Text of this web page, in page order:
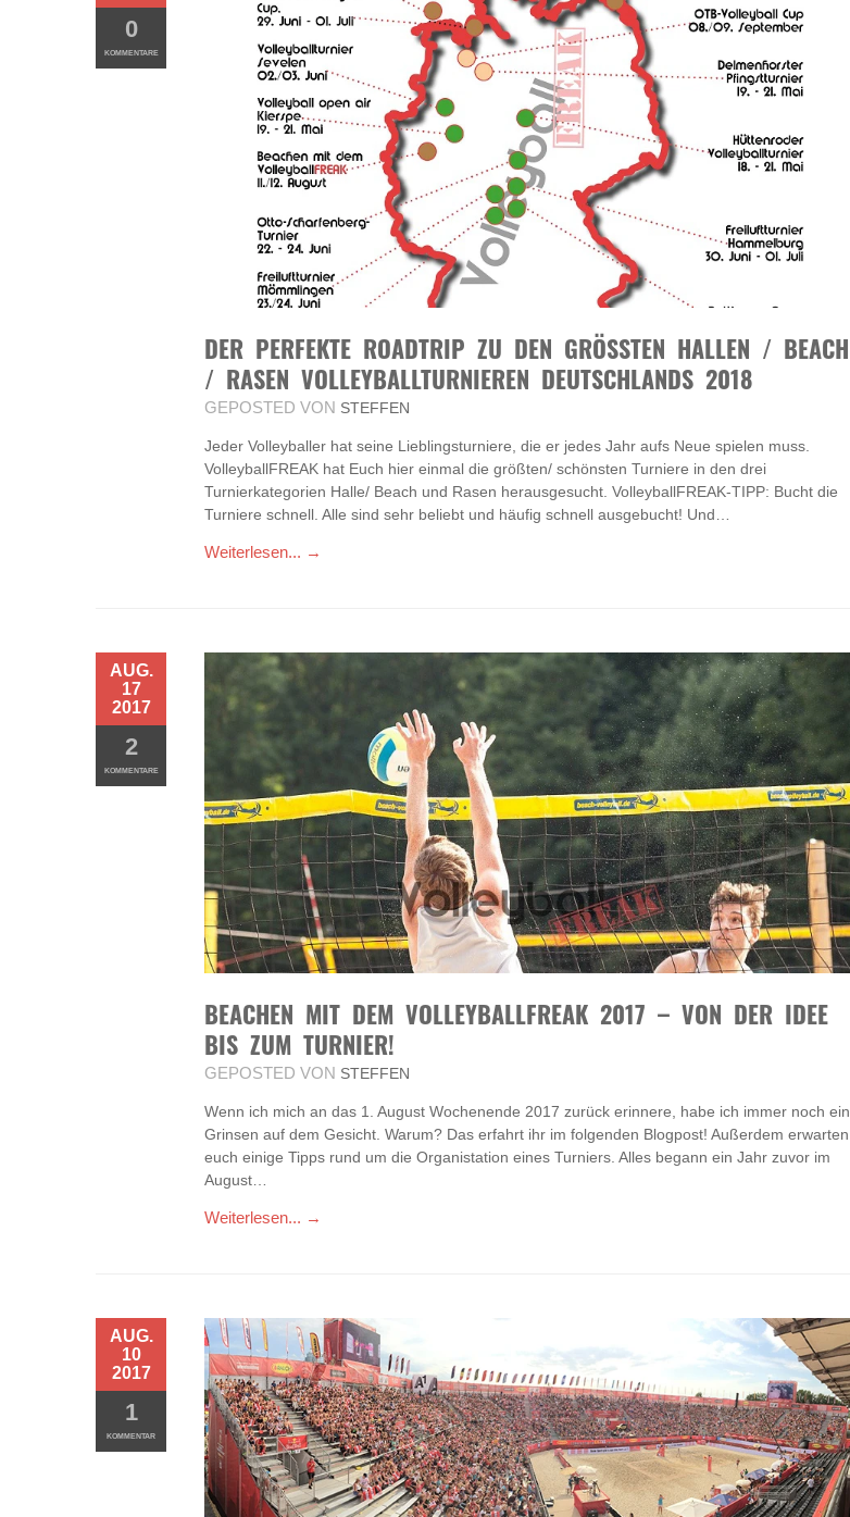
0
KOMMENTARE
DER PERFEKTE ROADTRIP ZU DEN GRÖSSTEN HALLEN / BEACH /
RASEN VOLLEYBALLTURNIEREN DEUTSCHLANDS 2018
GEPOSTED VON STEFFEN
Jeder Volleyballer hat seine Lieblingsturniere, die er jedes Jahr aufs Neue spielen muss.
VolleyballFREAK hat Euch hier einmal die größten/ schönsten Turniere in den drei
Turnierkategorien Halle/ Beach und Rasen herausgesucht. VolleyballFREAK-TIPP: Bucht die
Turniere schnell. Alle sind sehr beliebt und häufig schnell ausgebucht! Und…
Weiterlesen... →
AUG.
17
2017
2
KOMMENTARE
BEACHEN MIT DEM VOLLEYBALLFREAK 2017 – VON DER IDEE
BIS ZUM TURNIER!
GEPOSTED VON STEFFEN
Wenn ich mich an das 1. August Wochenende 2017 zurück erinnere, habe ich immer noch ein
Grinsen auf dem Gesicht. Warum? Das erfahrt ihr im folgenden Blogpost! Außerdem erwarten
euch einige Tipps rund um die Organistation eines Turniers. Alles begann ein Jahr zuvor im
August…
Weiterlesen... →
AUG.
10
2017
1
KOMMENTAR